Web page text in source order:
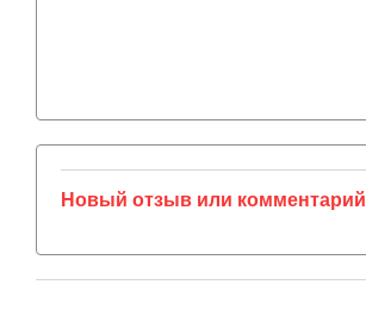
Новый отзыв или комментарий